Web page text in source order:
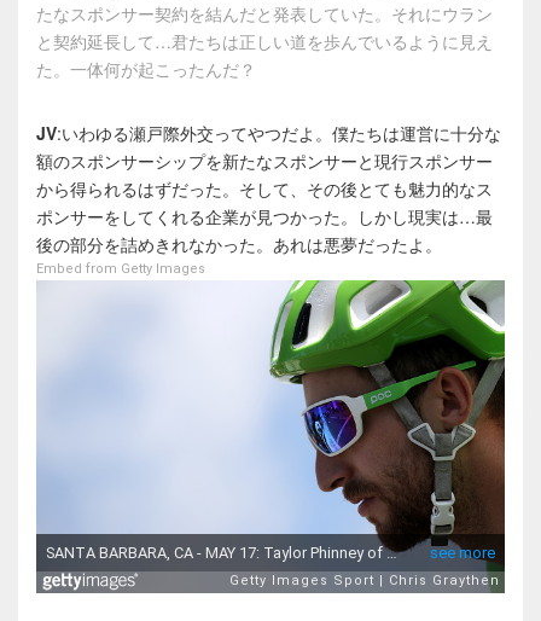
たなスポンサー契約を結んだと発表していた。それにウラン
と契約延長して…君たちは正しい道を歩んでいるように見え
た。一体何が起こったんだ？
JV:いわゆる瀬戸際外交ってやつだよ。僕たちは運営に十分な
額のスポンサーシップを新たなスポンサーと現行スポンサー
から得られるはずだった。そして、その後とても魅力的なス
ポンサーをしてくれる企業が見つかった。しかし現実は…最
後の部分を詰めきれなかった。あれは悪夢だったよ。
Embed from Getty Images